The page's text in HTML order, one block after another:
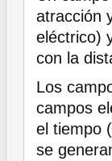
atracción
eléctrico)
con la
Los
campos
el tiempo
se